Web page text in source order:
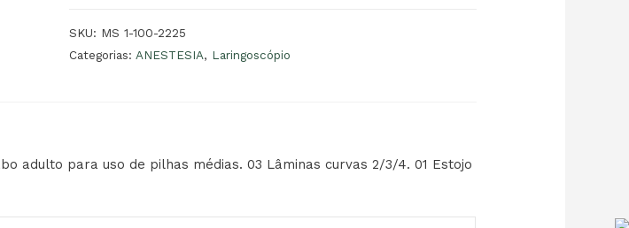
SKU: MS 1-100-2225
Categorias: ANESTESIA, Laringoscópio
adulto para uso de pilhas médias. 03 Lâminas curvas 2/3/4. 01 Estojo